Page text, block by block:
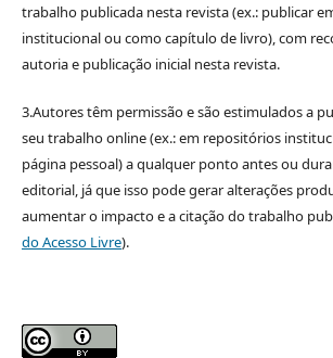
trabalho publicada nesta revista (ex.: publicar
institucional ou como capítulo de livro), com
autoria e publicação inicial nesta revista.
3.Autores têm permissão e são estimulados a
seu trabalho online (ex.: em repositórios
página pessoal) a qualquer ponto antes ou
editorial, já que isso pode gerar alterações
aumentar o impacto e a citação do trabalho
do Acesso Livre).